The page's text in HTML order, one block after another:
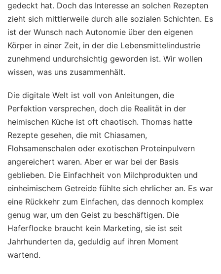
gedeckt hat. Doch das Interesse an solchen Rezepten
zieht sich mittlerweile durch alle sozialen Schichten. Es
ist der Wunsch nach Autonomie über den eigenen
Körper in einer Zeit, in der die Lebensmittelindustrie
zunehmend undurchsichtig geworden ist. Wir wollen
wissen, was uns zusammenhält.
Die digitale Welt ist voll von Anleitungen, die
Perfektion versprechen, doch die Realität in der
heimischen Küche ist oft chaotisch. Thomas hatte
Rezepte gesehen, die mit Chiasamen,
Flohsamenschalen oder exotischen Proteinpulvern
angereichert waren. Aber er war bei der Basis
geblieben. Die Einfachheit von Milchprodukten und
einheimischem Getreide fühlte sich ehrlicher an. Es war
eine Rückkehr zum Einfachen, das dennoch komplex
genug war, um den Geist zu beschäftigen. Die
Haferflocke braucht kein Marketing, sie ist seit
Jahrhunderten da, geduldig auf ihren Moment
wartend.